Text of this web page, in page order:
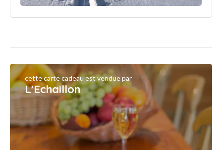
cette carte cadeau est vendue par
L'Echaillon